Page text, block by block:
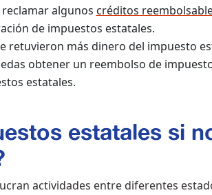
algunos créditos
de impuestos estatales.
retuvieron más dinero del impuesto
obtener un reembolso de
estatales.
estatales si
actividades entre diferentes